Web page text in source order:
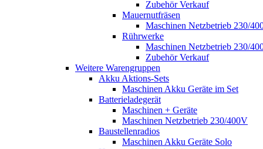
Zubehör Verkauf
Mauernutfräsen
Maschinen Netzbetrieb 230/
Rührwerke
Maschinen Netzbetrieb 230/
Zubehör Verkauf
Weitere Warengruppen
Akku Aktions-Sets
Maschinen Akku Geräte im Set
Batterieladegerät
Maschinen + Geräte
Maschinen Netzbetrieb 230/400V
Baustellenradios
Maschinen Akku Geräte Solo